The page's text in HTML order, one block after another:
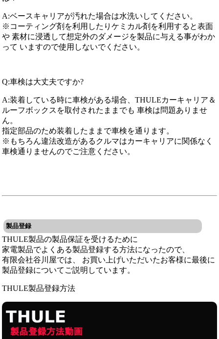
A:ベースキャリアが汚れた場合は水洗いしてください。
※コーティング剤を利用したりケミカル剤を利用すると表面
や 素材に浸透して想定外のダメージを製品に与える事がわか
って いますので使用しないでください。
Q:車検は大丈夫ですか?
A:装着している時に車検がある場合、THULEカーキャリア＆
ルーフボックスを取付されたままでも 車検は問題ありませ
ん。
指定部品のため装着したままで車検を通ります。
※もちろん違法改造があるクルマはカーキャリアに関係なく
車検通りませんのでご注意ください。
製品登録
THULE製品の製品保証を受けるために
家電製品でよくある製品登録する方法になったので、
有限会社谷川屋では、 お買い上げいただいたお客様に最後に
製品登録についてご説明しています。
THULE製品登録方法